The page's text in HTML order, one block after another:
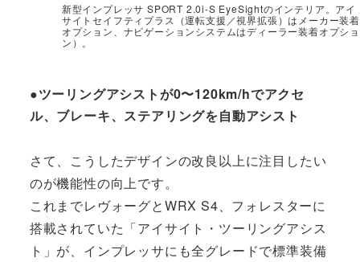
新型インプレッサ SPORT 2.0i-S EyeSightのインテリア。アイ
サイトセイフティプラス（運転支援／視界拡張）はメーカー装着
オプション、ナビゲーションシステムはディーラー装着オプショ
ン）。
●ツーリングアシストが0〜120km/hでアクセ
ル、ブレーキ、ステアリングを自動アシスト
さて、こうしたデザインの改良以上に注目したい
のが機能性の向上です。
これまでレヴォーグとWRX S4、フォレスターに
搭載されていた「アイサイト・ツーリングアシス
ト」が、インプレッサにも全グレードで標準装備